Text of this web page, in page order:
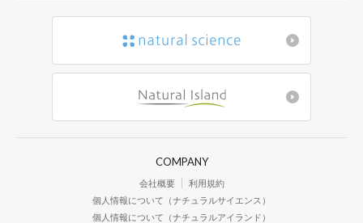
COMPANY
会社概要
利用規約
個人情報について（ナチュラルサイエンス）
個人情報について（ナチュラルアイランド）